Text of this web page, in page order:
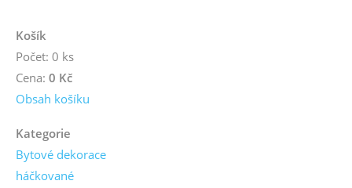
Košík
Počet: 0 ks
Cena: 0 Kč
Obsah košíku
Kategorie
Bytové dekorace
háčkované